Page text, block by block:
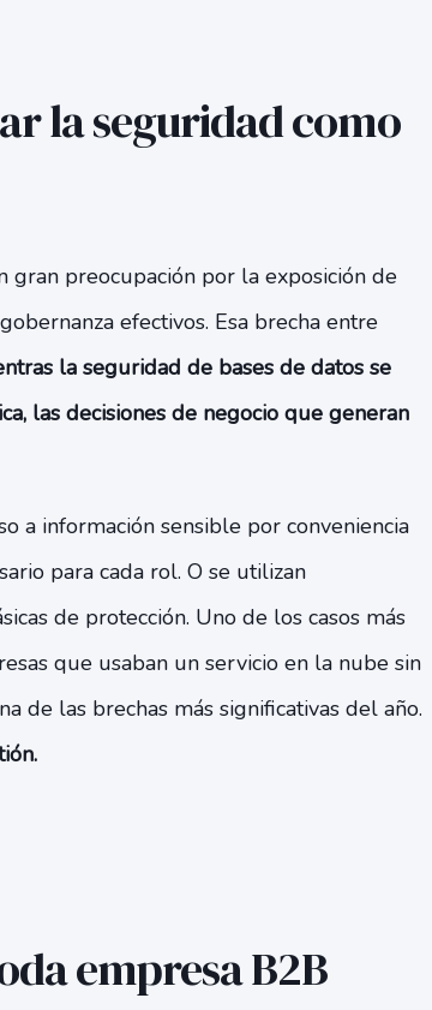
la seguridad como
gran preocupación por la exposición de
efectivos. Esa brecha entre
la seguridad de bases de datos se
las decisiones de negocio que generan
a información sensible por conveniencia
para cada rol. O se utilizan
de protección. Uno de los casos más
que usaban un servicio en la nube sin
de las brechas más significativas del año.
empresa B2B